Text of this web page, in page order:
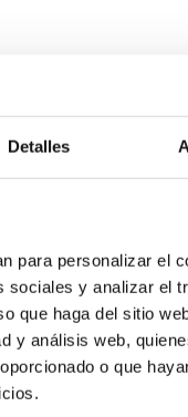
Detalles
para personalizar el
sociales y analizar el
que haga del sitio
y análisis web,
o que